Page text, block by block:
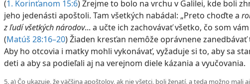
(1. Korinťanom 15:6) Zrejme to bolo na vrchu v Galilei, kde boli
jeho jedenásti apoštoli. Tam všetkých nabádal: „Preto choďte a
z ľudí všetkých národov... a učte ich zachovávať všetko, čo som
(Matúš 28:16–20) Žiaden kresťan nemôže oprávnene
Aby ho otcovia i matky mohli vykonávať, vyžaduje si to, aby sa
deti a aby sa podieľali aj na verejnom diele kázania a vyučovania.
5. a) Čo ukazuje, že väčšina apoštolov, ak nie všetci, boli ženatí, a teda možno mali